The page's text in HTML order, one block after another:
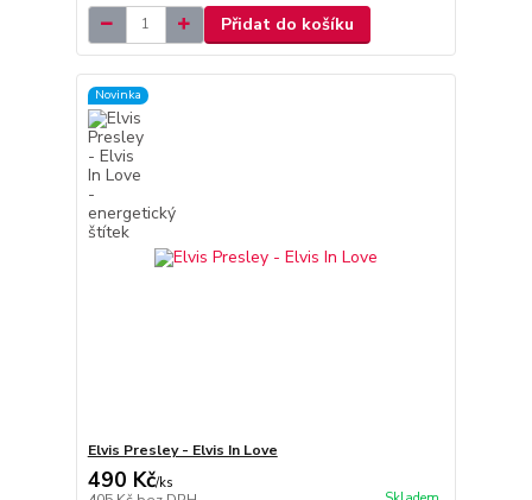
Přidat do košíku
Novinka
Elvis Presley - Elvis In Love
490 Kč/ks